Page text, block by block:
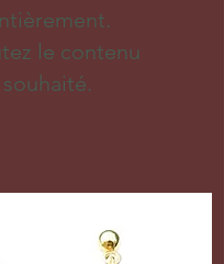
le contenu
souhaité.